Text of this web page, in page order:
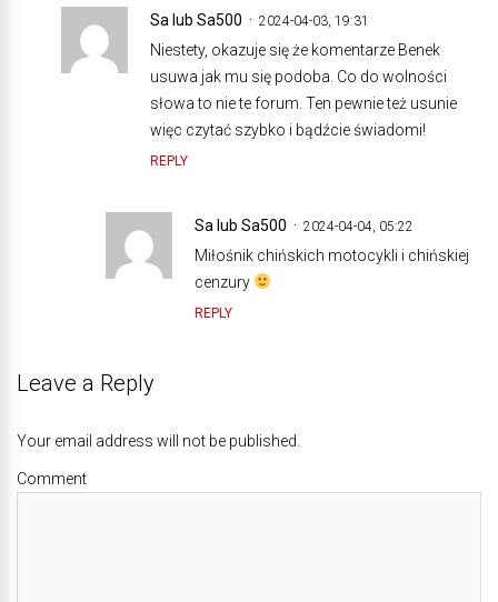
Sa lub Sa500 2024-04-03, 19:31
Niestety, okazuje się że komentarze Benek
usuwa jak mu się podoba. Co do wolności
słowa to nie te forum. Ten pewnie też usunie
więc czytać szybko i bądźcie świadomi!
REPLY
Sa lub Sa500 2024-04-04, 05:22
Miłośnik chińskich motocykli i chińskiej
cenzury
REPLY
Leave a Reply
Your email address will not be published.
Comment